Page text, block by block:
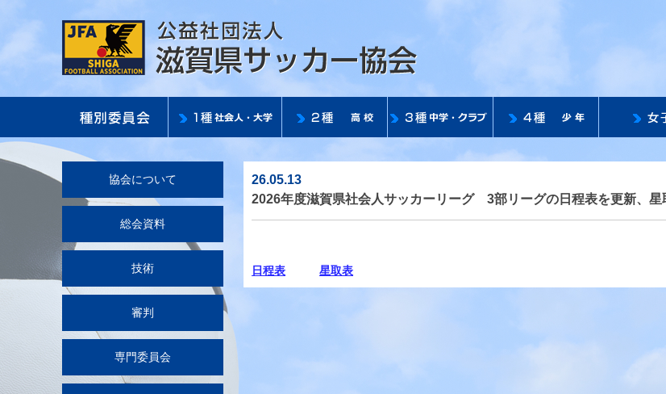
公益社団法人 滋賀
協会について
総会資料
技術
審判
専門委員会
26.05.13
2026年度滋賀県社会人サッカーリーグ 3部リーグの日程表を更新、星
日程表 星取表